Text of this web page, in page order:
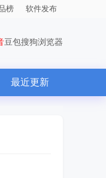
榜 软件发布
豆包搜狗浏览器
最近更新